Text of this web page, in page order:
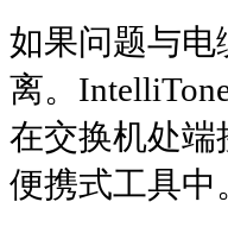
如果问题与电
离。
在交换机处端
便携式工具中